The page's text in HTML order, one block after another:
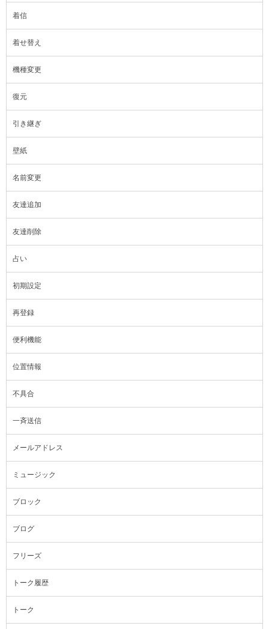
着信
着せ替え
機種変更
復元
引き継ぎ
壁紙
名前変更
友達追加
友達削除
占い
初期設定
再登録
便利機能
位置情報
不具合
一斉送信
メールアドレス
ミュージック
ブロック
ブログ
フリーズ
トーク履歴
トーク